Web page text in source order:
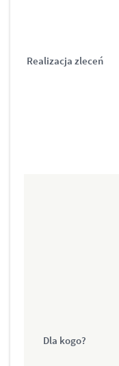
Realizacja zleceń
Dla kogo?